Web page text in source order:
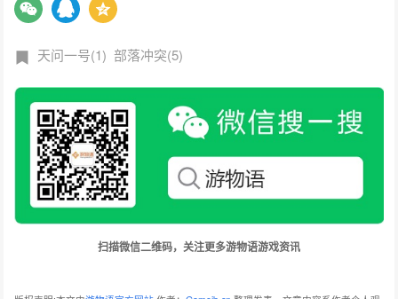
天问一号(1) 部落冲突(5)
扫描微信二维码，关注更多游物语游戏资讯